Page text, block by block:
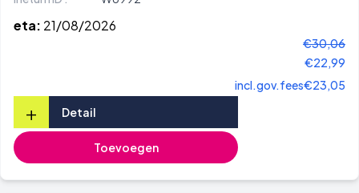
eta: 21/08/2026
€30,06
€22,99
incl.gov.fees€23,05
+ Detail
Toevoegen